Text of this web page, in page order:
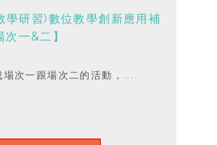
學研習)數位教學創新應用補
一&二】
次一跟場次二的活動，...